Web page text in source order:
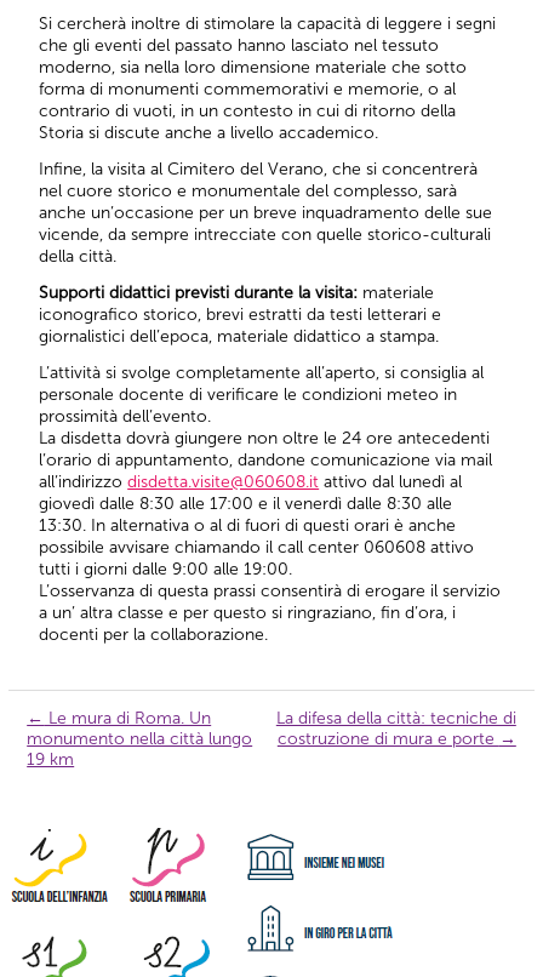
Si cercherà inoltre di stimolare la capacità di leggere i segni
che gli eventi del passato hanno lasciato nel tessuto
moderno, sia nella loro dimensione materiale che sotto
forma di monumenti commemorativi e memorie, o al
contrario di vuoti, in un contesto in cui di ritorno della
Storia si discute anche a livello accademico.
Infine, la visita al Cimitero del Verano, che si concentrerà
nel cuore storico e monumentale del complesso, sarà
anche un’occasione per un breve inquadramento delle sue
vicende, da sempre intrecciate con quelle storico-culturali
della città.
Supporti didattici previsti durante la visita: materiale
iconografico storico, brevi estratti da testi letterari e
giornalistici dell’epoca, materiale didattico a stampa.
L’attività si svolge completamente all’aperto, si consiglia al
personale docente di verificare le condizioni meteo in
prossimità dell’evento.
La disdetta dovrà giungere non oltre le 24 ore antecedenti
l’orario di appuntamento, dandone comunicazione via mail
all’indirizzodisdetta.visite@060608.it attivo dal lunedì al
giovedì dalle 8:30 alle 17:00 e il venerdì dalle 8:30 alle
13:30. In alternativa o al di fuori di questi orari è anche
possibile avvisare chiamando il call center 060608 attivo
tutti i giorni dalle 9:00 alle 19:00.
L’osservanza di questa prassi consentirà di erogare il servizio
a un’ altra classe e per questo si ringraziano, fin d’ora, i
docenti per la collaborazione.
Navigazione
articolo
← Le mura di Roma. Un
monumento nella città lungo
19 km
La difesa della città: tecniche di
costruzione di mura e porte →